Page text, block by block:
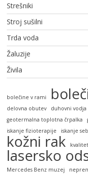
Strešniki
Stroj sušilni
Trda voda
Žaluzije
Živila
bolečine v rami
delovna obutev duhovni vodja
geotermalna toplotna črpalka
iskanje fizioterapije
iskanje
kožni rak
lasersko
Mercedes Benz muzej